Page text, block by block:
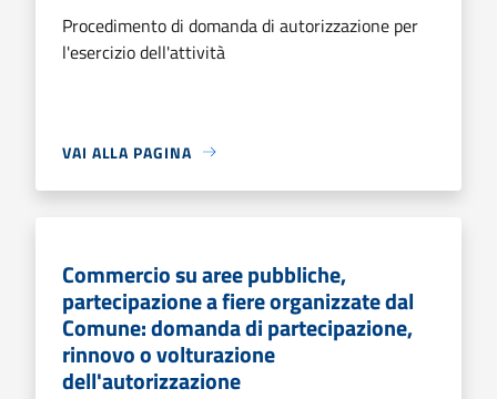
Procedimento di domanda di autorizzazione per
l'esercizio dell'attività
VAI ALLA PAGINA
Commercio su aree pubbliche,
partecipazione a fiere organizzate dal
Comune: domanda di partecipazione,
rinnovo o volturazione
dell'autorizzazione